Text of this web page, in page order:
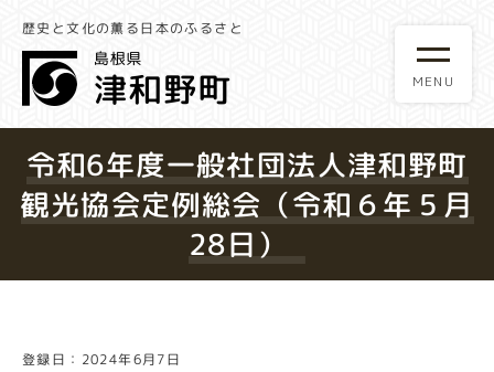
歴史と文化の薫る日本のふるさと
令和6年度一般社団法人津和野町
観光協会定例総会（令和６年５月
28日）
登録日：2024年6月7日